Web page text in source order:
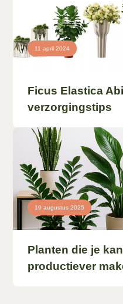
11 april 2024
Ficus Elastica
verzorgingstips
19 augustus 2025
Planten die je
productiever